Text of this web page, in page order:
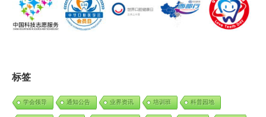
标签
学会领导 通知公告 业界资讯 培训班 科普园地